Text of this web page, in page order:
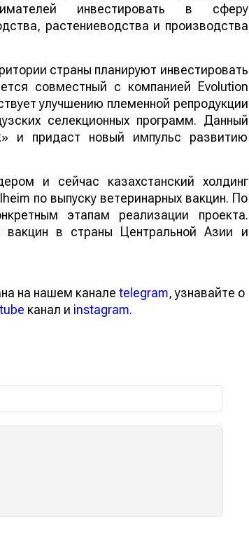
инвестировать в сферу
растениеводства и производства
страны планируют инвестировать
совместный с компанией Evolution
улучшению племенной репродукции
селекционных программ. Данный
и придаст новый импульс развитию
и сейчас казахстанский холдинг
по выпуску ветеринарных вакцин. По
этапам реализации проекта.
в страны Центральной Азии и
на нашем канале telegram, узнавайте о
канал и instagram.